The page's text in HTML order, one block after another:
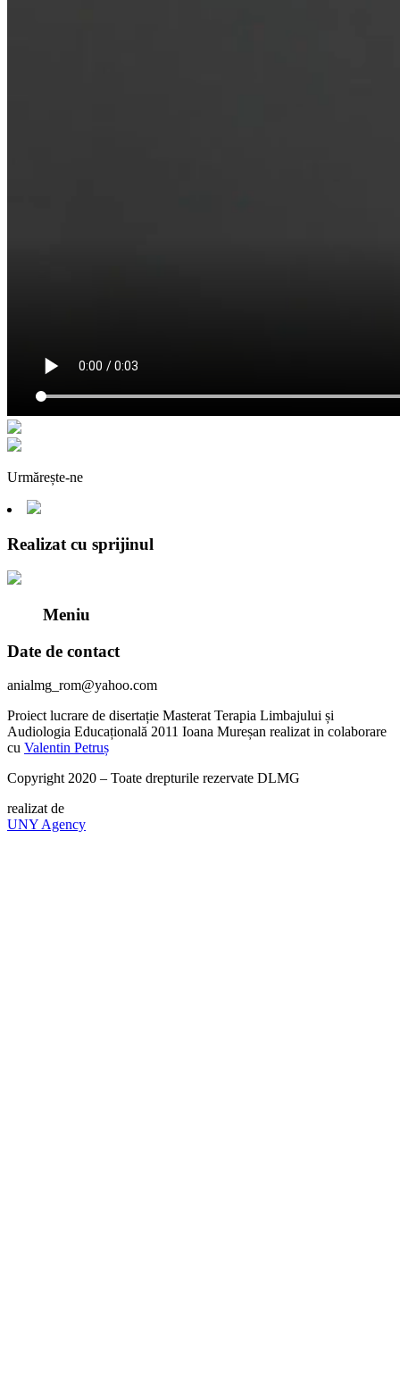
Urmărește-ne
Realizat cu sprijinul
Meniu
Date de contact
anialmg_rom@yahoo.com
Proiect lucrare de disertație Masterat Terapia Limbajului și
Audiologia Educațională 2011 Ioana Mureșan realizat in colaborare
cu Valentin Petruș
Copyright 2020 – Toate drepturile rezervate DLMG
realizat de
UNY Agency